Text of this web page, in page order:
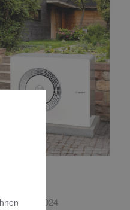
04 | 2024